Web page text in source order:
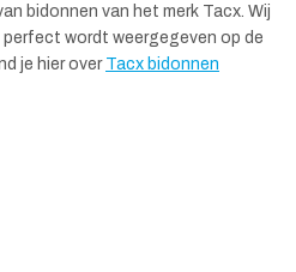
bidonnen van het merk Tacx. Wij
wordt weergegeven op de
je hier over Tacx bidonnen